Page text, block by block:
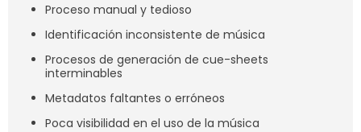
Proceso manual y tedioso
Identificación inconsistente de música
Procesos de generación de cue-sheets
interminables
Metadatos faltantes o erróneos
Poca visibilidad en el uso de la música